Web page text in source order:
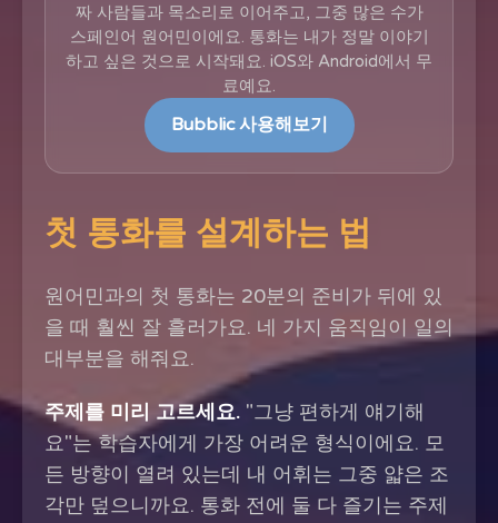
짜 사람들과 목소리로 이어주고, 그중 많은 수가
스페인어 원어민이에요. 통화는 내가 정말 이야기
하고 싶은 것으로 시작돼요. iOS와 Android에서 무
료예요.
Bubblic 사용해보기
첫 통화를 설계하는 법
원어민과의 첫 통화는 20분의 준비가 뒤에 있
을 때 훨씬 잘 흘러가요. 네 가지 움직임이 일의
대부분을 해줘요.
주제를 미리 고르세요. "그냥 편하게 얘기해
요"는 학습자에게 가장 어려운 형식이에요. 모
든 방향이 열려 있는데 내 어휘는 그중 얇은 조
각만 덮으니까요. 통화 전에 둘 다 즐기는 주제